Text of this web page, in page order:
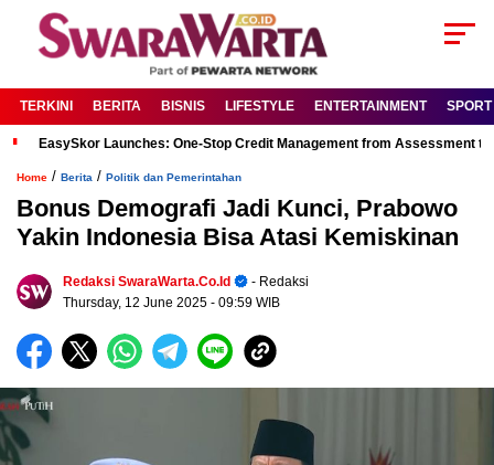
TERKINI BERITA BISNIS LIFESTYLE ENTERTAINMENT SPORT
EasySkor Launches: One-Stop Credit Management from Assessment
Home / Berita / Politik dan Pemerintahan
Bonus Demografi Jadi Kunci, Prabowo
Yakin Indonesia Bisa Atasi Kemiskinan
Redaksi SwaraWarta.co.id
- Redaksi
Thursday, 12 June 2025 - 09:59 WIB